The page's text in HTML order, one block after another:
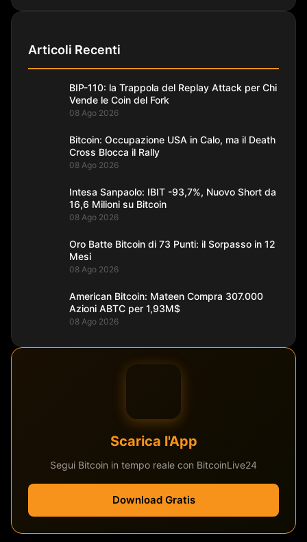
Articoli Recenti
BIP-110: la Trappola del Replay Attack per Chi
Vende le Coin del Fork
08 Ago 2026
Bitcoin: Occupazione USA in Calo, ma il Death
Cross Blocca il Rally
08 Ago 2026
Intesa Sanpaolo: IBIT -93,7%, Nuovo Short da
16,6 Milioni su Bitcoin
08 Ago 2026
Oro Batte Bitcoin di 73 Punti: il Sorpasso in 12
Mesi
08 Ago 2026
American Bitcoin: Mateen Compra 307.000
Azioni ABTC per 1,93M$
08 Ago 2026
Scarica l'App
Segui Bitcoin in tempo reale con BitcoinLive24
Download Gratis